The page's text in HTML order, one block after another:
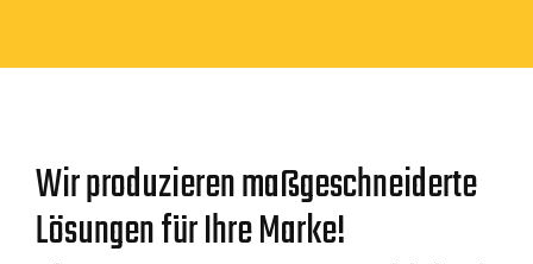
Wir produzieren maßgeschneiderte
Lösungen für Ihre Marke!